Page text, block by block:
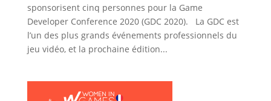
sponsorisent cinq personnes pour la Game
Developer Conference 2020 (GDC 2020). La GDC est
l’un des plus grands événements professionnels du
jeu vidéo, et la prochaine édition...